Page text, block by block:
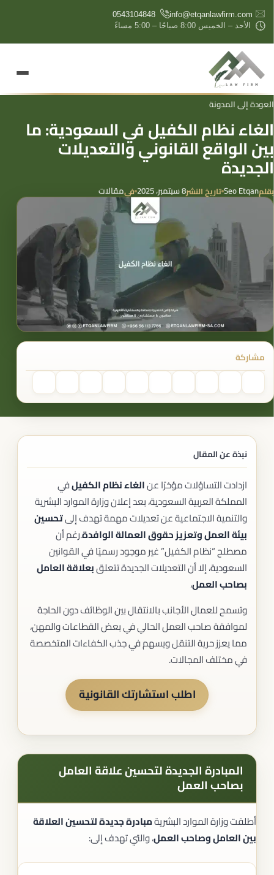
content
info@etqanlawfirm.com
0543104848
الأحد – الخميس 8:00 صباحًا – 5:00 مساءً
العودة إلى المدونة
الغاء نظام الكفيل في السعودية: ما
بين الواقع القانوني والتعديلات
الجديدة
بقلمSeo Etqanتاريخ النشر8 سبتمبر، 2025 فيمقالات
مشاركة
نبذة عن المقال
ازدادت التساؤلات مؤخرًا عنالغاء نظام الكفيلفي
المملكة العربية السعودية، بعد إعلان وزارة الموارد البشرية
والتنمية الاجتماعية عن تعديلات مهمة تهدف إلىتحسين
بيئة العمل وتعزيز حقوق العمالة الوافدة.رغم أن
مصطلح “نظام الكفيل” غير موجود رسميًا في القوانين
السعودية، إلا أن التعديلات الجديدة تتعلقبعلاقة العامل
بصاحب العمل،
وتسمح للعمال الأجانب بالانتقال بين الوظائف دون الحاجة
لموافقة صاحب العمل الحالي في بعض القطاعات والمهن،
مما يعزز حرية التنقل ويسهم في جذب الكفاءات المتخصصة
في مختلف المجالات.
اطلب استشارتك القانونية
المبادرة الجديدة لتحسين علاقة العامل
بصاحب العمل
أطلقت وزارة الموارد البشريةمبادرة جديدة لتحسين العلاقة
بين العامل وصاحب العمل، والتي تهدف إلى: